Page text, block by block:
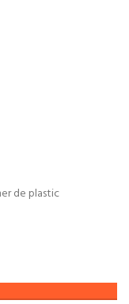
de plastic